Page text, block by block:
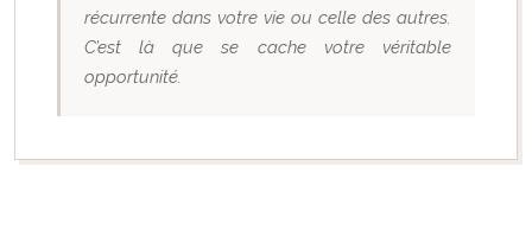
récurrente dans votre vie ou celle des autres.
C’est là que se cache votre véritable
opportunité.